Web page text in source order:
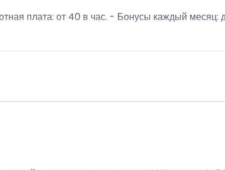
плата: от 40 в час. - Бонусы каждый месяц: